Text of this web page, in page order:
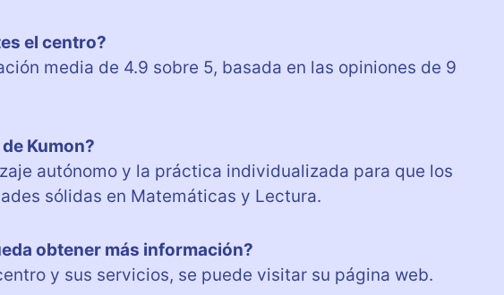
el centro?
media de 4.9 sobre 5, basada en las opiniones de 9
Kumon?
autónomo y la práctica individualizada para que los
sólidas en Matemáticas y Lectura.
obtener más información?
y sus servicios, se puede visitar su página web.